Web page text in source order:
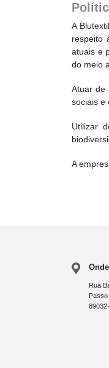
A
respeito
atuais e
do meio
Atuar de
sociais e
Utilizar
A
Rua